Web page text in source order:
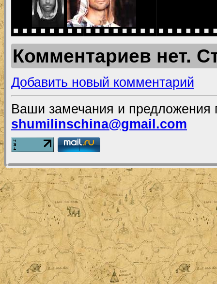
Комментариев нет.
Добавить новый комментарий
Ваши замечания и предложения
shumilinschina@gmail.com